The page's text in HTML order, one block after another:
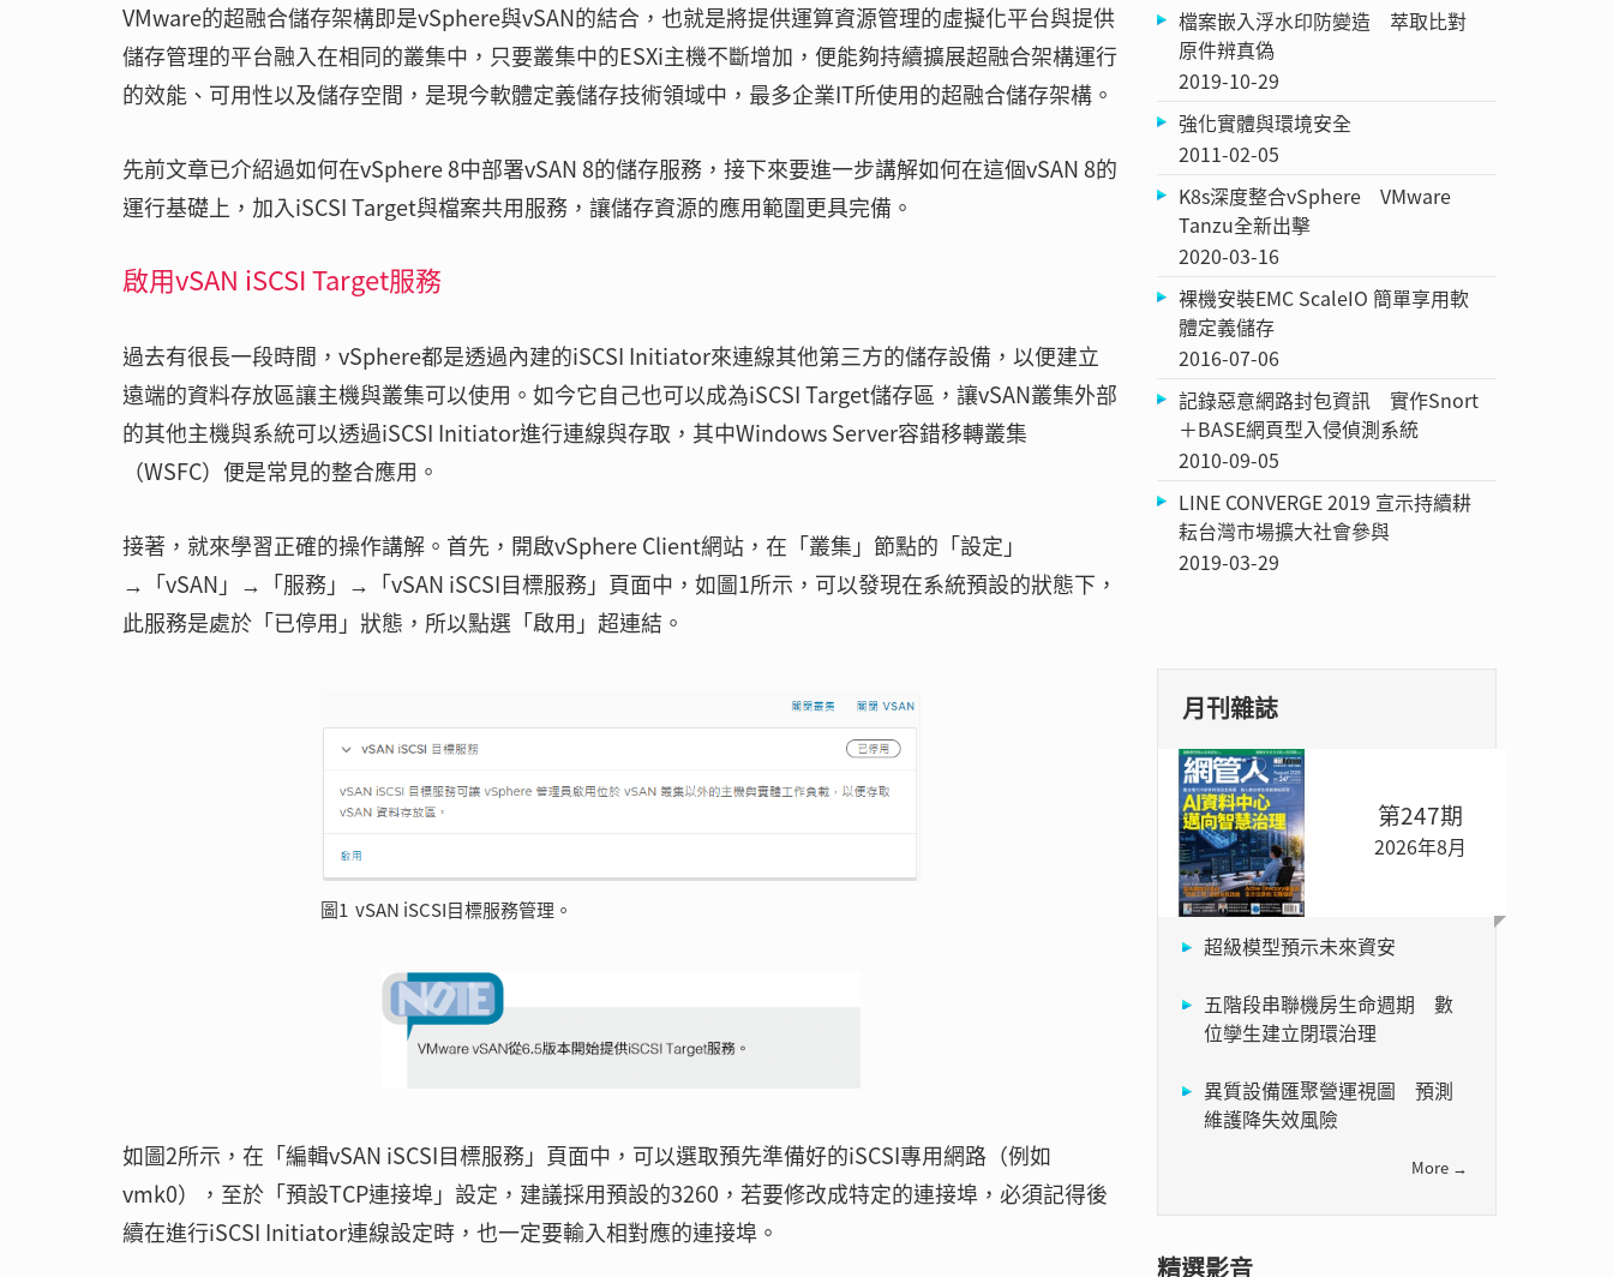
VMware的超融合儲存架構即是vSphere與vSAN的結合，也就是將提供運算資源管理的虛擬化平台與提供
儲存管理的平台融入在相同的叢集中，只要叢集中的ESXi主機不斷增加，便能夠持續擴展超融合架構運行
的效能、可用性以及儲存空間，是現今軟體定義儲存技術領域中，最多企業IT所使用的超融合儲存架構。
先前文章已介紹過如何在vSphere 8中部署vSAN 8的儲存服務，接下來要進一步講解如何在這個vSAN 8的
運行基礎上，加入iSCSI Target與檔案共用服務，讓儲存資源的應用範圍更具完備。
啟用vSAN iSCSI Target服務
過去有很長一段時間，vSphere都是透過內建的iSCSI Initiator來連線其他第三方的儲存設備，以便建立
遠端的資料存放區讓主機與叢集可以使用。如今它自己也可以成為iSCSI Target儲存區，讓vSAN叢集外部
的其他主機與系統可以透過iSCSI Initiator進行連線與存取，其中Windows Server容錯移轉叢集
（WSFC）便是常見的整合應用。
接著，就來學習正確的操作講解。首先，開啟vSphere Client網站，在「叢集」節點的「設定」
→「vSAN」→「服務」→「vSAN iSCSI目標服務」頁面中，如圖1所示，可以發現在系統預設的狀態下，
此服務是處於「已停用」狀態，所以點選「啟用」超連結。
圖1 vSAN iSCSI目標服務管理。
如圖2所示，在「編輯vSAN iSCSI目標服務」頁面中，可以選取預先準備好的iSCSI專用網路（例如
vmk0），至於「預設TCP連接埠」設定，建議採用預設的3260，若要修改成特定的連接埠，必須記得後
續在進行iSCSI Initiator連線設定時，也一定要輸入相對應的連接埠。
檔案嵌入浮水印防變造 萃取比對
原件辨真偽
2019-10-29
強化實體與環境安全
2011-02-05
K8s深度整合vSphere VMware
Tanzu全新出擊
2020-03-16
裸機安裝EMC ScaleIO 簡單享用軟
體定義儲存
2016-07-06
記錄惡意網路封包資訊 實作Snort
＋BASE網頁型入侵偵測系統
2010-09-05
LINE CONVERGE 2019 宣示持續耕
耘台灣市場擴大社會參與
2019-03-29
月刊雜誌
第247期
2026年8月
超級模型預示未來資安
五階段串聯機房生命週期 數
位孿生建立閉環治理
異質設備匯聚營運視圖 預測
維護降失效風險
More →
精選影音